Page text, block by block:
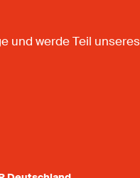
und werde Teil